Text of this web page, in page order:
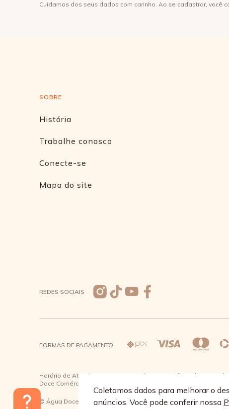
Coletamos dados para melhorar o
anúncios. Você pode conferir nossa
Cuidamos dos seus dados com carinho. Ao se cadastrar, você
SOBRE
História
Trabalhe conosco
Conecte-se
Mapa do site
REDES SOCIAIS
FORMAS DE PAGAMENTO
Horário de Atendimento: De segunda a quinta-feira das 08:30
Doce Comércio de Roupas e Acessórios Ltda - CNPJ: 57.484.768/
© Água Doce 2026 - Todos os direitos reservados